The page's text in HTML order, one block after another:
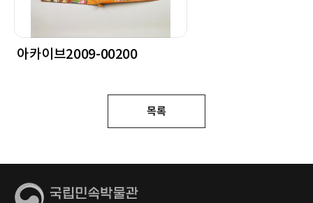
아카이브2009-00200
목록